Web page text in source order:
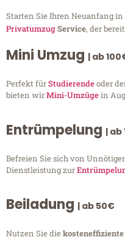
Starten Sie Ihren Neuanfang
PrivatumzugService, der
Mini Umzug | ab
Perfekt fürStudierendeoder
bieten wirMini-Umzügein
Entrümpelung | ab
Befreien Sie sich von
Dienstleistung zur
Beiladung | ab 50€
Nutzen Sie die